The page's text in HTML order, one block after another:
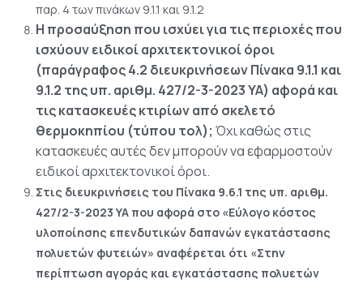
παρ. 4 των πινάκων 9.1.1 και 9.1.2
Η προσαύξηση που ισχύει για τις περιοχές που
ισχύουν ειδικοί αρχιτεκτονικοί όροι
(παράγραφος 4.2 διευκρινήσεων Πίνακα 9.1.1 και
9.1.2 της υπ. αριθμ. 427/2-3-2023 ΥΑ) αφορά και
τις κατασκευές κτιρίων από σκελετό
θερμοκηπίου (τύπου τoλ); Όχι καθώς στις
κατασκευές αυτές δεν μπορούν να εφαρμοστούν
ειδικοί αρχιτεκτονικοί όροι.
Στις διευκρινήσεις του Πίνακα 9.6.1 της υπ. αριθμ.
427/2-3-2023 ΥΑ που αφορά στο «Εύλογο κόστος
υλοποίησης επενδυτικών δαπανών εγκατάστασης
πολυετών φυτειών» αναφέρεται ότι «Στην
περίπτωση αγοράς και εγκατάστασης πολυετών